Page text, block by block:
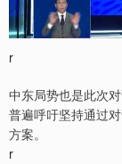
r
中东局势也是此次
普遍呼吁坚持通过
方案。
r